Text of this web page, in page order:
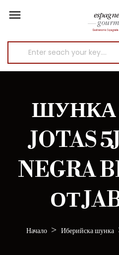

ШУНКА
JOTAS
NEGRA
ОТ
Начало Иберийска шунка